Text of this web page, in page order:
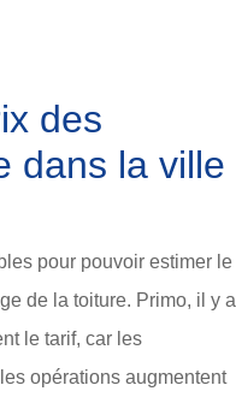
des
dans la ville
pour pouvoir estimer le
de la toiture. Primo, il y a
le tarif, car les
opérations augmentent